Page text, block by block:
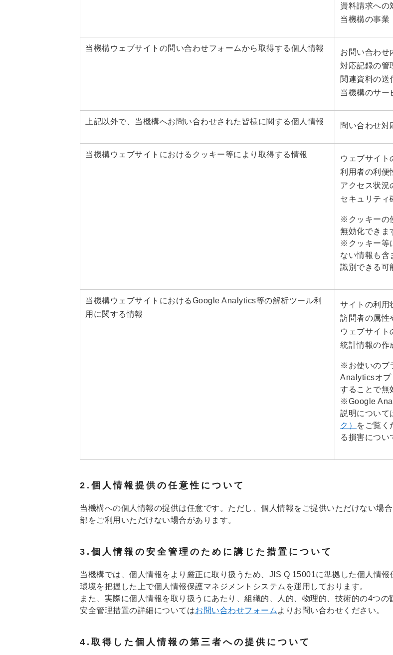
資料請求への
当機構の事業
当機構ウェブサイトの問い合わせフォームから取得する個人情報
お問い合わせ
対応記録の管
関連資料の送
当機構のサー
上記以外で、当機構へお問い合わせされた皆様に関する個人情報 問い合わせ対
当機構ウェブサイトにおけるクッキー等により取得する情報
ウェブサイト
利用者の利便
アクセス状況
セキュリティ
※クッキーの
無効化できま
※クッキー等
ない情報も含
識別できる可
当機構ウェブサイトにおけるGoogle Analytics等の解析ツール利
用に関する情報
サイトの利用
訪問者の属性
ウェブサイト
統計情報の作
※お使いのブ
Analyticsオプ
することで無
※Google
説明について
ク）
をご覧く
る損害につい
2.個人情報提供の任意性について
当機構への個人情報の提供は任意です。ただし、個人情報をご提供いただけない場
部をご利用いただけない場合があります。
3.個人情報の安全管理のために講じた措置について
当機構では、個人情報をより厳正に取り扱うため、JIS Q 15001に準拠した個人情
環境を把握した上で個人情報保護マネジメントシステムを運用しております。
また、実際に個人情報を取り扱うにあたり、組織的、人的、物理的、技術的の4つの
安全管理措置の詳細についてはお問い合わせフォーム よりお問い合わせください。
4.取得した個人情報の第三者への提供について